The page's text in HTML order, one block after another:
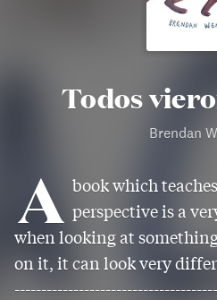
Todos
Brendan
A book which
perspective is a
when looking at
on it, it can look very